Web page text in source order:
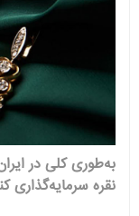
به‌طوری کلی در
نقره سرمایه‌گذاری